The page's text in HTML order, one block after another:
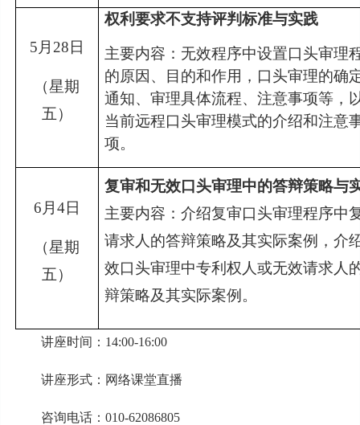
5 月28日
（星期
五）
权利要求不支持评判标准与实践
主要内容： 无效程序中设置口头审理
的原因、目的和作用，口头审理的确
通知、审理具体流程、注意事项等，
当前远程口头审理模式的介绍和注意
项。
6 月4日
（星期
五）
复审和无效口头审理中的答辩策略与
主要内容：介绍复审口头审理程序中
请求人的答辩策略及其实际案例，介
效口头审理中专利权人或无效请求人
辩策略及其实际案例。
讲座时间：14:00-16:00
讲座形式：网络课堂直播
咨询电话：010-62086805